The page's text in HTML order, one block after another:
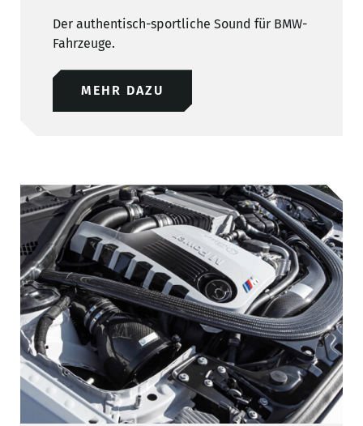
Der authentisch-sportliche Sound für BMW-
Fahrzeuge.
MEHR DAZU